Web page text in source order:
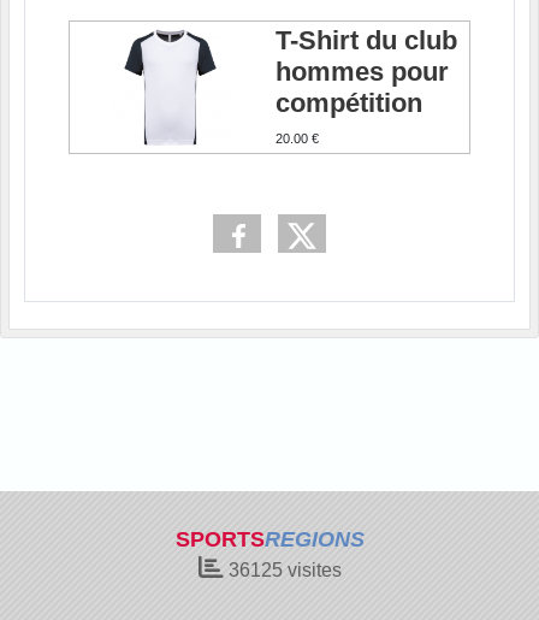
T-Shirt du club
hommes pour
compétition
20.00 €
SPORTSREGIONS
36125visites